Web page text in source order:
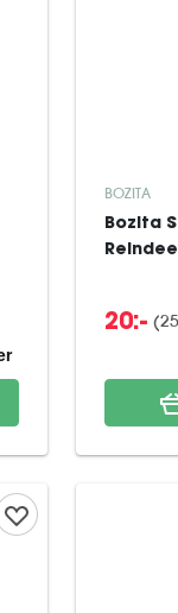
BOZITA
Bozita
20:- (